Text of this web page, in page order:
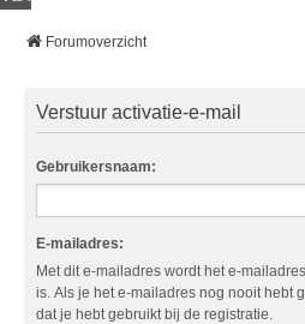
Forumoverzicht
Verstuur activatie-e-mail
Gebruikersnaam:
E-mailadres:
Met dit e-mailadres wordt het e-
is. Als je het e-mailadres nog nooit hebt
dat je hebt gebruikt bij de registratie.